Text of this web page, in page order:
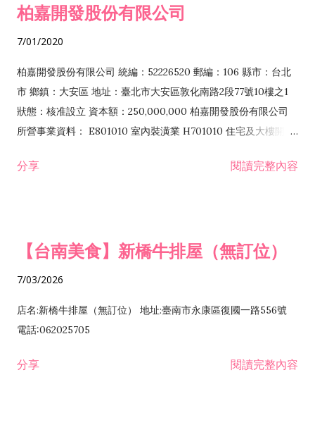
柏嘉開發股份有限公司
7/01/2020
柏嘉開發股份有限公司 統編：52226520 郵編：106 縣市：台北
市 鄉鎮：大安區 地址：臺北市大安區敦化南路2段77號10樓之1
狀態：核准設立 資本額：250,000,000 柏嘉開發股份有限公司
所營事業資料： E801010 室內裝潢業 H701010 住宅及大樓開發
發業 H703090 不動產買賣業 H703100 不動產租賃業 I503010
分享 閱讀完整內容
【台南美食】新橋牛排屋（無訂位）
7/03/2026
店名:新橋牛排屋（無訂位） 地址:臺南市永康區復國一路556號
電話:062025705
分享 閱讀完整內容